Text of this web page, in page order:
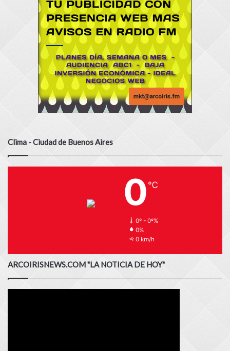
Clima - Ciudad de Buenos Aires
0 ℃
0º - 0º%
0%
0 km/h
ARCOIRISNEWS.COM "LA NOTICIA DE HOY"